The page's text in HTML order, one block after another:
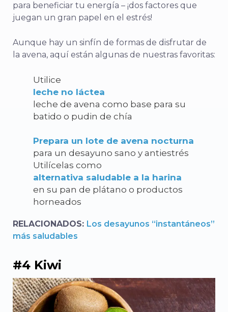
para beneficiar tu energía – ¡dos factores que
juegan un gran papel en el estrés!
Aunque hay un sinfín de formas de disfrutar de
la avena, aquí están algunas de nuestras favoritas:
Utilice
leche no láctea
leche de avena como base para su
batido o pudin de chía
Prepara un lote de avena nocturna
para un desayuno sano y antiestrés
Utilícelas como
alternativa saludable a la harina
en su pan de plátano o productos
horneados
RELACIONADOS: Los desayunos “instantáneos”
más saludables
#4 Kiwi